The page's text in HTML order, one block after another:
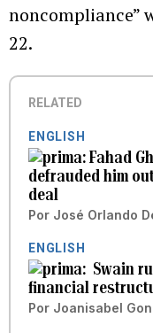
noncompliance”
22.
RELATED
ENGLISH
Fahad
defrauded him
deal
Por José Orlando
ENGLISH
Swain
financial
Por Joanisabel